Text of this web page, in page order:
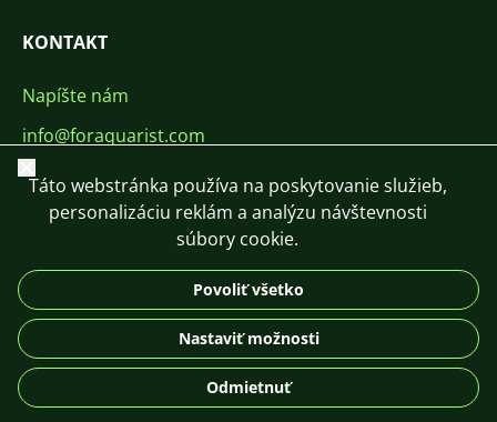
KONTAKT
Napíšte nám
info@foraquarist.com
+420 603 449 602
DE
© 2026 For Aquarist
Zavrieť
Táto webstránka používa na poskytovanie služieb,
personalizáciu reklám a analýzu návštevnosti
súbory cookie.
Povoliť všetko
Nastaviť možnosti
Odmietnuť